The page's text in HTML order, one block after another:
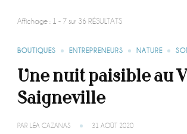
Affichage : 1 - 7 sur 36 RÉSULTATS
BOUTIQUES ENTREPRENEURS NATURE
Une nuit paisible au
Saigneville
PAR LÉA CAZANAS 31 AOÛT 2020